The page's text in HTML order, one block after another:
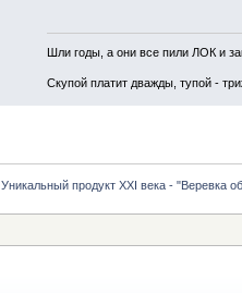
Шли годы, а они все пили ЛОК и
Скупой платит дважды, тупой -
Уникальный продукт XXI века - "Веревка